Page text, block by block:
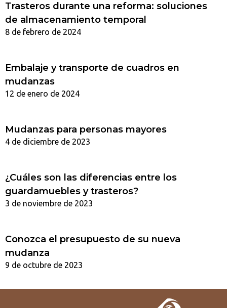
Trasteros durante una reforma: soluciones
de almacenamiento temporal
8 de febrero de 2024
Embalaje y transporte de cuadros en
mudanzas
12 de enero de 2024
Mudanzas para personas mayores
4 de diciembre de 2023
¿Cuáles son las diferencias entre los
guardamuebles y trasteros?
3 de noviembre de 2023
Conozca el presupuesto de su nueva
mudanza
9 de octubre de 2023